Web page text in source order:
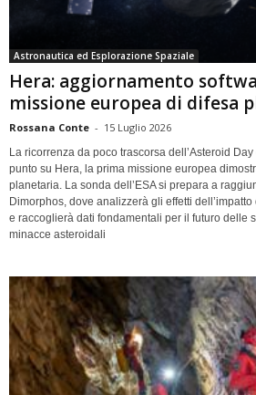
Astronautica ed Esplorazione Spaziale
Hera: aggiornamento
missione europea di difesa
Rossana Conte - 15 Luglio 2026
La ricorrenza da poco trascorsa dell’Asteroid Day
punto su Hera, la prima missione europea
planetaria. La sonda dell’ESA si prepara a
Dimorphos, dove analizzerà gli effetti
e raccoglierà dati fondamentali per il futuro delle
minacce asteroidali